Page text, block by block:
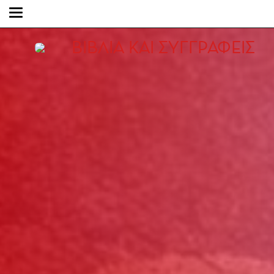
ΒΙΒΛΙΑ ΚΑΙ ΣΥΓΓΡΑΦΕΙΣ